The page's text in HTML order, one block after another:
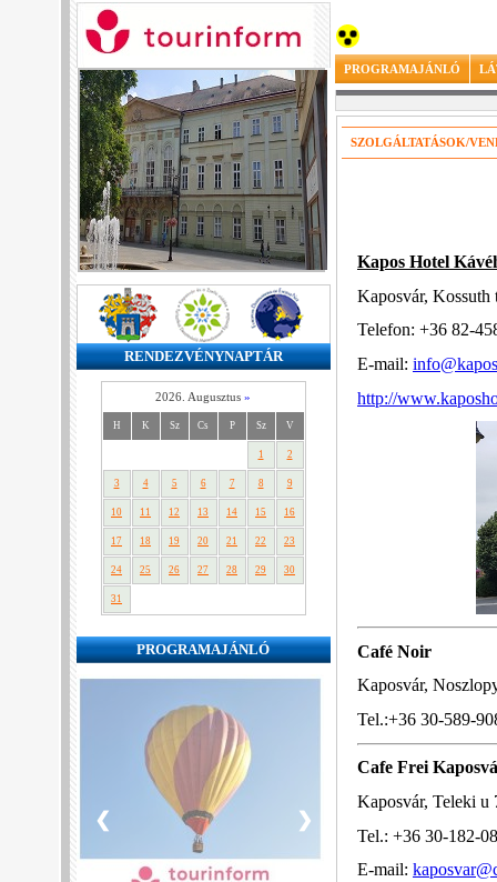
RENDEZVÉNYNAPTÁR
2026. Augusztus »
H K Sz Cs P Sz V
1 2
3 4 5 6 7 8 9
10 11 12 13 14 15 16
17 18 19 20 21 22 23
24 25 26 27 28 29 30
31
PROGRAMAJÁNLÓ
❮ ❯
PROGRAMAJÁNLÓ
SZOLGÁLTATÁSOK/
Kapos Hotel
Kaposvár, Kossuth
Telefon: +36 82-
E-mail:
http://
Café Noir
Kaposvár,
Tel.:+36 30-589-
Cafe Frei
Kaposvár, Teleki u
Tel.: +36 30-182-
E-mail: